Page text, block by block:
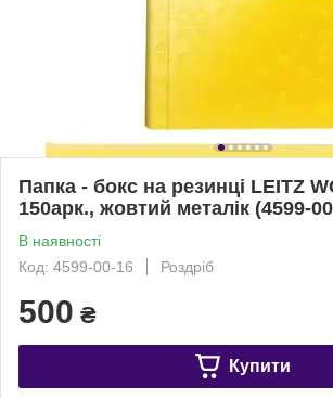
Папка - бокс на резинці LEITZ
150арк., жовтий металік (4599-
В наявності
Код: 4599-00-16
Роздріб
500 ₴
Купити